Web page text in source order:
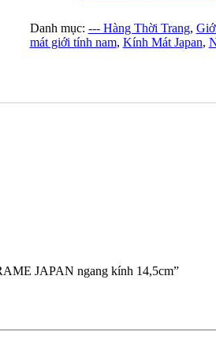
thao
Ocean
COL.1
Danh mục: --- Hàng Thời Trang,
mát giới tính nam, Kính Mát Japan,
JAPAN ngang kính 14,5cm”